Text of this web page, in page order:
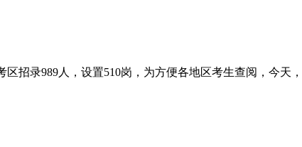
招录989人，设置510岗，为方便各地区考生查阅，今